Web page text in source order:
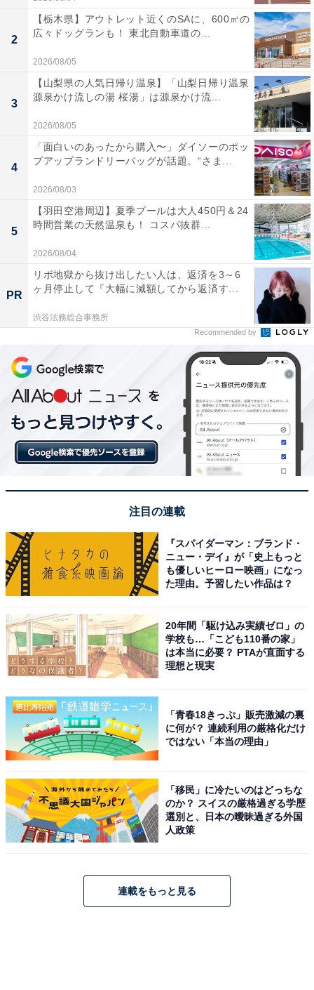
2
【栃木県】アウトレット近くのSAに、600㎡の
広々ドッグランも！ 東北自動車道の...
2026/08/05
3
【山梨県の人気日帰り温泉】「山梨日帰り温泉
源泉かけ流しの湯 桜湯」は源泉かけ流...
2026/08/05
4
「面白いのあったから購入〜」ダイソーのポッ
プアップランドリーバッグが話題。“さま...
2026/08/03
5
【羽田空港周辺】夏季プールは大人450円＆24
時間営業の天然温泉も！ コスパ抜群...
2026/08/04
PR
リボ地獄から抜け出したい人は、返済を3～6
ヶ月停止して『大幅に減額してから返済す...
渋谷法務総合事務所
Recommended by
注目の連載
『スパイダーマン：ブランド・
ニュー・デイ』が「史上もっと
も優しいヒーロー映画」になっ
た理由。予習したい作品は？
20年間「駆け込み実績ゼロ」の
学校も…「こども110番の家」
は本当に必要？ PTAが直面する
理想と現実
「青春18きっぷ」販売激減の裏
に何が？ 連続利用の厳格化だけ
ではない「本当の理由」
「移民」に冷たいのはどっちな
のか？ スイスの厳格過ぎる学歴
選別と、日本の曖昧過ぎる外国
人政策
連載をもっと見る